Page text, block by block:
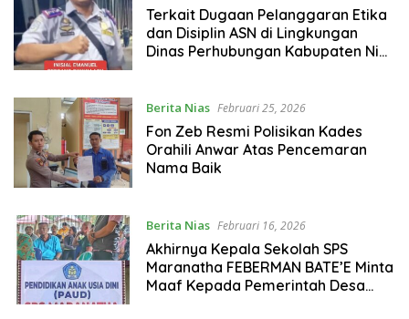
Terkait Dugaan Pelanggaran Etika
dan Disiplin ASN di Lingkungan
Dinas Perhubungan Kabupaten Nias
Berita Nias Februari 25, 2026
Fon Zeb Resmi Polisikan Kades
Orahili Anwar Atas Pencemaran
Nama Baik
Berita Nias Februari 16, 2026
Akhirnya Kepala Sekolah SPS
Maranatha FEBERMAN BATE’E Minta
Maaf Kepada Pemerintah Desa